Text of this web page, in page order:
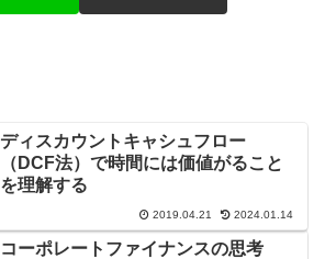
ディスカウントキャシュフロー
（DCF法）で時間には価値がること
を理解する
2019.04.21 2024.01.14
コーポレートファイナンスの思考